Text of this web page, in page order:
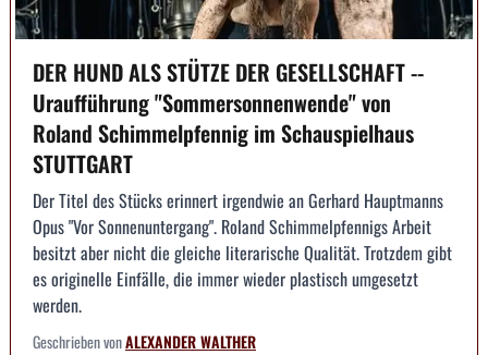
DER HUND ALS STÜTZE DER GESELLSCHAFT --
Uraufführung "Sommersonnenwende" von
Roland Schimmelpfennig im Schauspielhaus
STUTTGART
Der Titel des Stücks erinnert irgendwie an Gerhard Hauptmanns
Opus "Vor Sonnenuntergang". Roland Schimmelpfennigs Arbeit
besitzt aber nicht die gleiche literarische Qualität. Trotzdem gibt
es originelle Einfälle, die immer wieder plastisch umgesetzt
werden.
Geschrieben vonALEXANDER WALTHER